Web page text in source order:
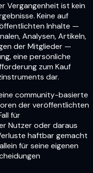
Vergangenheit ist kein
Keine auf
Inhalte —
Analysen, Artikeln,
der Mitglieder —
eine persönliche
zum Kauf
dar.
community-basierte
der veröffentlichten
für
Nutzer oder daraus
haftbar gemacht
für seine eigenen